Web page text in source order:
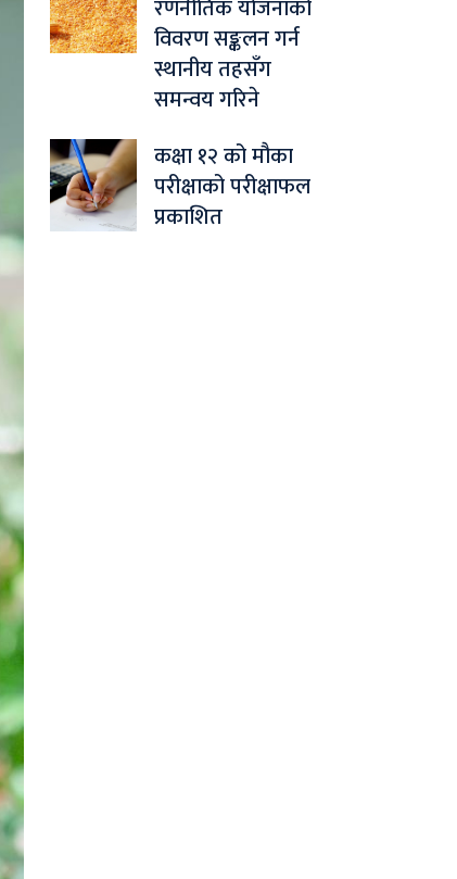
रणनीतिक योजनाको
विवरण सङ्कलन गर्न
स्थानीय तहसँग
समन्वय गरिने
कक्षा १२ को मौका
परीक्षाको परीक्षाफल
प्रकाशित